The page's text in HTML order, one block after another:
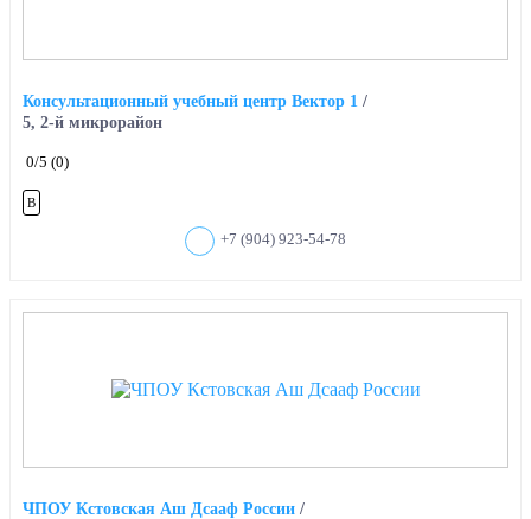
Консультационный учебный центр Вектор 1 /
5, 2-й микрорайон
0/5 (0)
B
+7 (904) 923-54-78
ЧПОУ Кстовская Аш Дсааф России /